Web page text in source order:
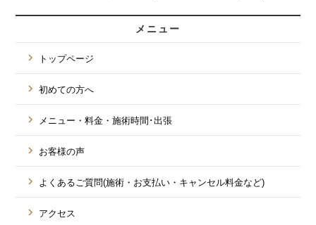
メニュー
トップページ
初めての方へ
メニュー・料金・施術時間･出張
お客様の声
よくあるご質問(施術・お支払い・キャンセル料金など)
アクセス